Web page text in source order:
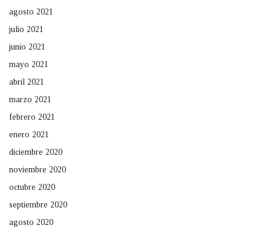
agosto 2021
julio 2021
junio 2021
mayo 2021
abril 2021
marzo 2021
febrero 2021
enero 2021
diciembre 2020
noviembre 2020
octubre 2020
septiembre 2020
agosto 2020